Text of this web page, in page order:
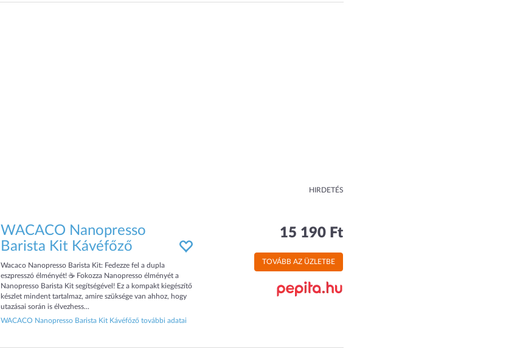
HIRDETÉS
WACACO Nanopresso
Barista Kit Kávéfőző
Wacaco Nanopresso Barista Kit: Fedezze fel a dupla
eszpresszó élményét! ☕ Fokozza Nanopresso élményét a
Nanopresso Barista Kit segítségével! Ez a kompakt kiegészítő
készlet mindent tartalmaz, amire szüksége van ahhoz, hogy
utazásai során is élvezhess...
WACACO Nanopresso Barista Kit Kávéfőző további adatai
15 190 Ft
TOVÁBB AZ ÜZLETBE